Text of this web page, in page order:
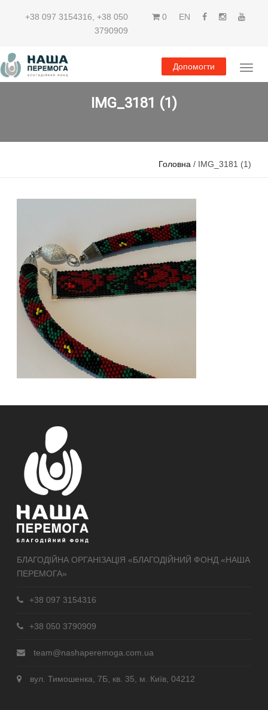
+38 097 3154316 +38 050
3790909
0 EN
Допомогти
IMG_3181 (1)
Головна / IMG_3181 (1)
БЛАГОДІЙНА ОРГАНІЗАЦІЯ «БЛАГОДІЙНИЙ ФОНД «НАША
ПЕРЕМОГА»
+38 097 3154316
+38 050 3790909
team@nashaperemoga.com.ua
вул. Тимошенка, 7Б, кв. 35, м. Київ, 04212